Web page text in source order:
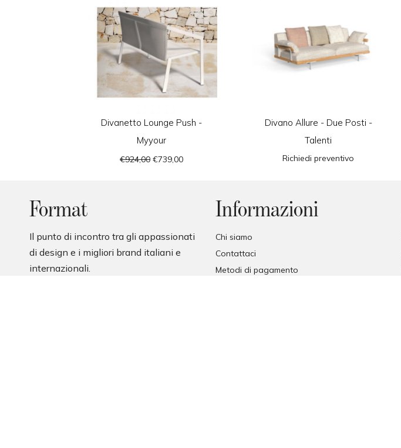
Divanetto Lounge Push -
Myyour
€924,00 €739,00
Divano Allure - Due Posti -
Talenti
Richiedi preventivo
Format
Il punto di incontro tra gli appassionati
di design e i migliori brand italiani e
internazionali.
Informazioni
Chi siamo
Contattaci
Metodi di pagamento